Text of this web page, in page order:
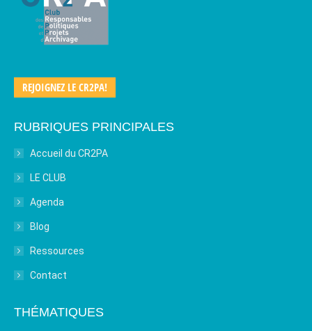
REJOIGNEZ LE CR2PA!
RUBRIQUES PRINCIPALES
Accueil du CR2PA
LE CLUB
Agenda
Blog
Ressources
Contact
THÉMATIQUES